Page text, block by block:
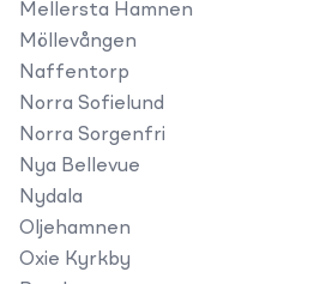
Mellersta Hamnen
Möllevången
Naffentorp
Norra Sofielund
Norra Sorgenfri
Nya Bellevue
Nydala
Oljehamnen
Oxie Kyrkby